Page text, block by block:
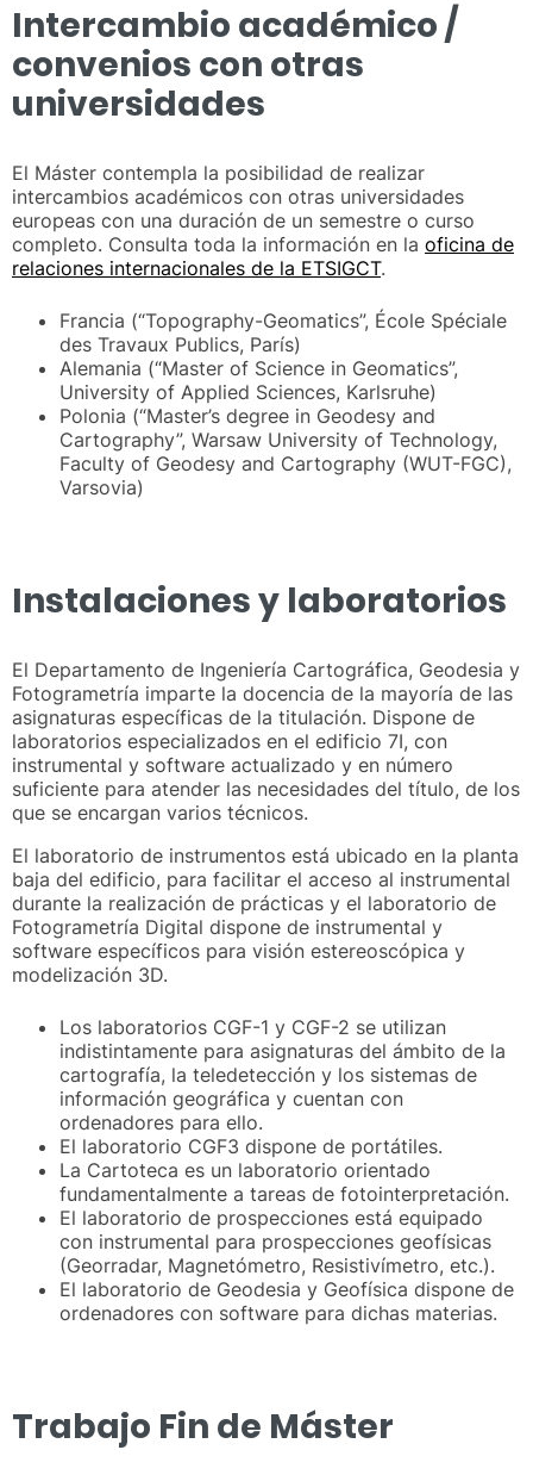
Intercambio académico /
convenios con otras
universidades
El Máster contempla la posibilidad de realizar
intercambios académicos con otras universidades
europeas con una duración de un semestre o curso
completo. Consulta toda la información en la oficina de
relaciones internacionales de la ETSIGCT.
Francia (“Topography-Geomatics”, École Spéciale
des Travaux Publics, París)
Alemania (“Master of Science in Geomatics”,
University of Applied Sciences, Karlsruhe)
Polonia (“Master’s degree in Geodesy and
Cartography”, Warsaw University of Technology,
Faculty of Geodesy and Cartography (WUT-FGC),
Varsovia)
Instalaciones y laboratorios
El Departamento de Ingeniería Cartográfica, Geodesia y
Fotogrametría imparte la docencia de la mayoría de las
asignaturas específicas de la titulación. Dispone de
laboratorios especializados en el edificio 7I, con
instrumental y software actualizado y en número
suficiente para atender las necesidades del título, de los
que se encargan varios técnicos.
El laboratorio de instrumentos está ubicado en la planta
baja del edificio, para facilitar el acceso al instrumental
durante la realización de prácticas y el laboratorio de
Fotogrametría Digital dispone de instrumental y
software específicos para visión estereoscópica y
modelización 3D.
Los laboratorios CGF-1 y CGF-2 se utilizan
indistintamente para asignaturas del ámbito de la
cartografía, la teledetección y los sistemas de
información geográfica y cuentan con
ordenadores para ello.
El laboratorio CGF3 dispone de portátiles.
La Cartoteca es un laboratorio orientado
fundamentalmente a tareas de fotointerpretación.
El laboratorio de prospecciones está equipado
con instrumental para prospecciones geofísicas
(Georradar, Magnetómetro, Resistivímetro, etc.).
El laboratorio de Geodesia y Geofísica dispone de
ordenadores con software para dichas materias.
Trabajo Fin de Máster